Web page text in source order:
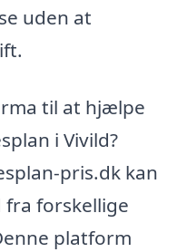
uden at
til at hjælpe
i Vivild?
pris.dk kan
forskellige
platform